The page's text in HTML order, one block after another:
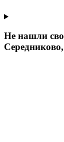
Не нашли